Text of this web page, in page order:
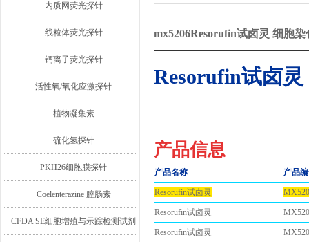
内质网荧光探针
线粒体荧光探针
钙离子荧光探针
活性氧/氧化应激探针
植物凝集素
硫化氢探针
PKH26细胞膜探针
Coelenterazine 腔肠素
CFDA SE细胞增殖与示踪检测试剂
mx5206Resorufin试卤灵 细胞
Resorufin试卤灵
产品信息
产品名称 产品
Resorufin试卤灵
Resorufin试卤灵
Resorufin试卤灵